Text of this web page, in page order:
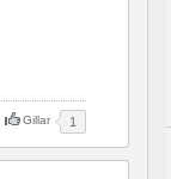
Gillar 1